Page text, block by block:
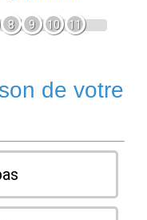
8 9 10 11
de votre